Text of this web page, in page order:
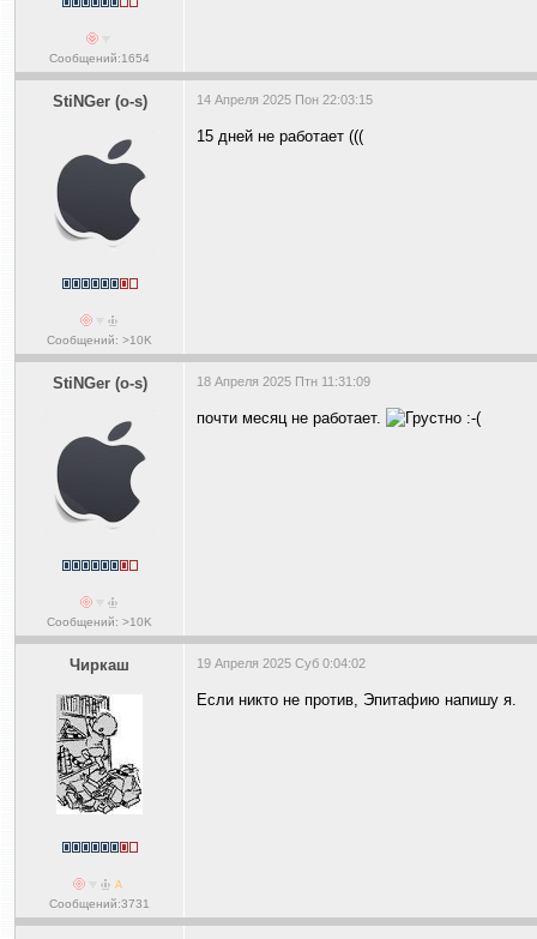
Сообщений:1654
StiNGer (o-s)
Сообщений: >10K
14 Апреля 2025 Пон 22:03:15
15 дней не работает (((
StiNGer (o-s)
Сообщений: >10K
18 Апреля 2025 Птн 11:31:09
почти месяц не работает.
Чиркаш
Сообщений:3731
19 Апреля 2025 Суб 0:04:02
Если никто не против, Эпитафию напишу я.